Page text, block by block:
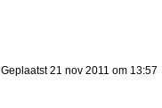
Geplaatst 21 nov 2011 om 13:57